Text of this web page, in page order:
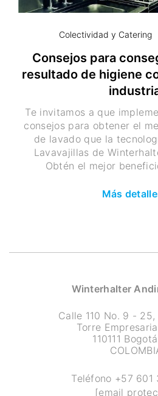
Colectividad y Catering
Consejos para
resultado de higiene
Te invitamos a que
consejos para obtener el
de lavado que la
Lavavajillas de
Obtén el mejor
Más
Winterhalter
Calle 110 No. 9 -
Torre
110111
Teléfono +57 601
[email